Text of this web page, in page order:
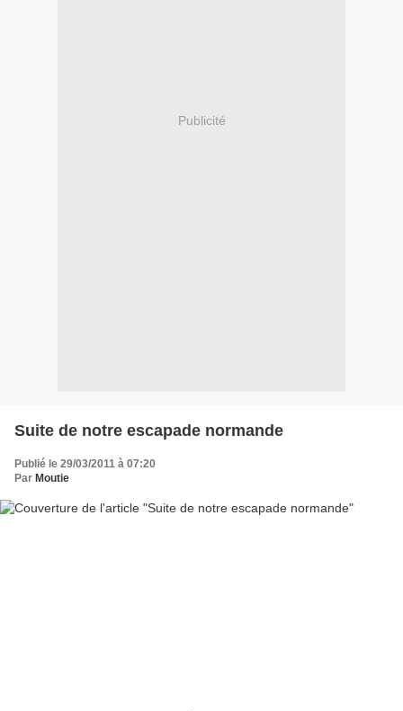
Publicité
Suite de notre escapade normande
Publié le 29/03/2011 à 07:20
Par Moutie